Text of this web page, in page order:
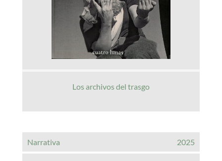
Los archivos del trasgo
Narrativa 2025